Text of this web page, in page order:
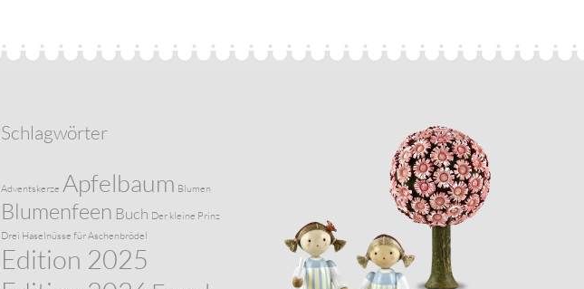
Schlagwörter
Adventskerze Apfelbaum Blumen
Blumenfeen Buch Der kleine Prinz
Drei Haselnüsse für Aschenbrödel
Edition 2025